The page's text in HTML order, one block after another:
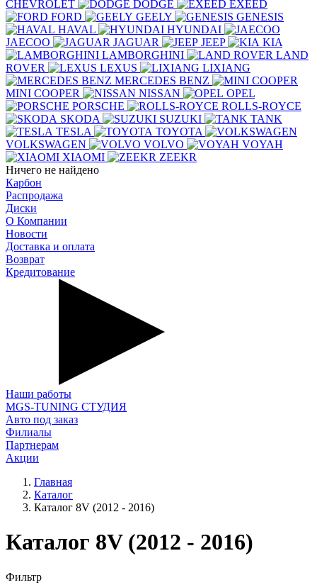
CHEVROLET
DODGE
EXEED
FORD
GEELY
GENESIS
HAVAL
HYUNDAI
JAECOO
JAGUAR JEEP
KIA
LAMBORGHINI
LAND
ROVER
LEXUS
LIXIANG
MERCEDES BENZ
MINI COOPER
NISSAN
OPEL
PORSCHE
ROLLS-ROYCE
SKODA
SUZUKI
TANK
TESLA
TOYOTA
VOLKSWAGEN
VOLVO
VOYAH
XIAOMI
ZEEKR
Ничего не найдено
Карбон
Распродажа
Диски
О Компании
Новости
Доставка и оплата
Возврат
Кредитование
Наши работы
MGS-TUNING СТУДИЯ
Авто под заказ
Филиалы
Партнерам
Акции
Главная
Каталог
Каталог 8V (2012 - 2016)
Каталог 8V (2012 - 2016)
Фильтр